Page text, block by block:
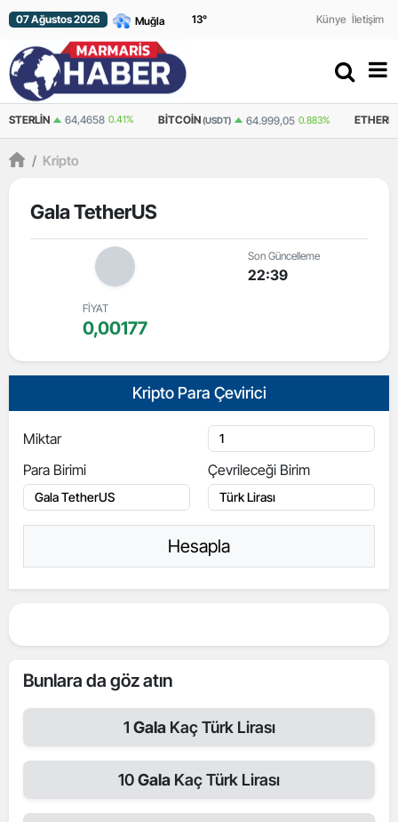
07 Ağustos 2026 13° Künye İletişim
64,4658 0.41% BITCOIN (USDT) 64.999,05 0.883% ETHEREUM(USDT)
/ Kripto
Gala TetherUS
Son Güncelleme
22:39
FİYAT
0,00177
Kripto Para Çevirici
Miktar
Para Birimi
Çevrileceği Birim
Hesapla
Bunlara da göz atın
1 Gala Kaç Türk Lirası
10Gala Kaç Türk Lirası